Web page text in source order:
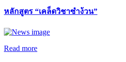
หลักสูตร “เคล็ดวิชาซำง้วน”
Read more